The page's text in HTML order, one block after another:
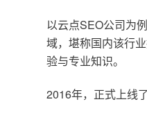
以云点SEO公司为
域，堪称国内该行
验与专业知识。
2016年，正式上线